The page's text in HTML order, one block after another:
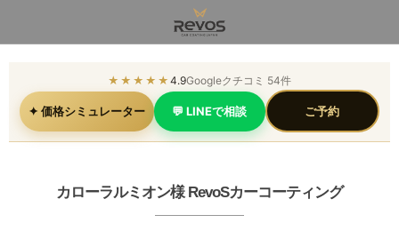
★★★★★ 4.9Googleクチコミ 54件
✦ 価格シミュレーター 💬 LINEで相談 ご予約
カローラルミオン様 RevoSカーコーティング